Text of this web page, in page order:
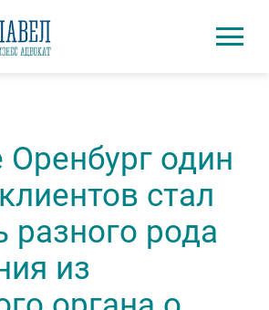
Адвокат в сфере
Оренбург один
стал
разного рода
из